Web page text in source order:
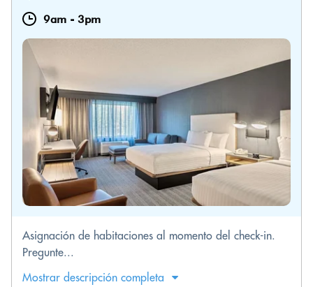
9am - 3pm
Asignación de habitaciones al momento del check-in.
Pregunte...
Mostrar descripción completa